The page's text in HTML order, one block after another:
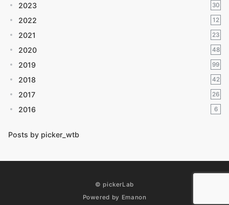
2023 30
2022 12
2021 23
2020 48
2019 99
2018 42
2017 26
2016 6
Posts by picker_wtb
© pickerLab
Powered by Emanon